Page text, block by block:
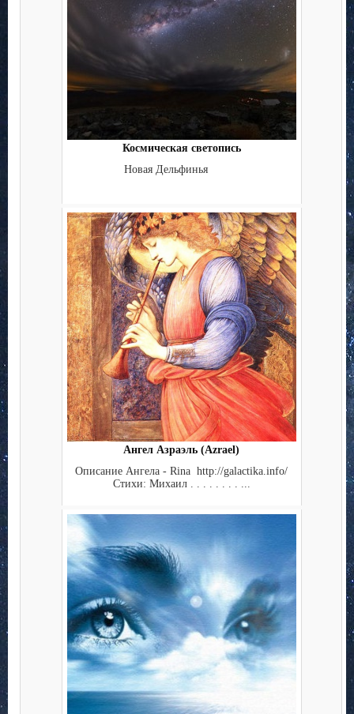
Космическая светопись
Новая Дельфинья
Ангел Азраэль (Azrael)
Описание Ангела - Rina http://galactika.info/
Стихи: Михаил . . . . . . . . ...